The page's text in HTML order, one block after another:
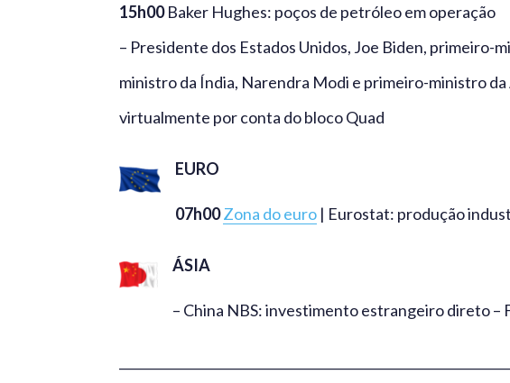
15h00Baker Hughes: poços de petróleo em operação
– Presidente dos Estados Unidos, Joe Biden, primeiro-
ministro da Índia, Narendra Modi e primeiro-ministro
virtualmente por conta do bloco Quad
EURO
07h00Zona do euro | Eurostat: produção
ÁSIA
– China NBS: investimento estrangeiro direto –